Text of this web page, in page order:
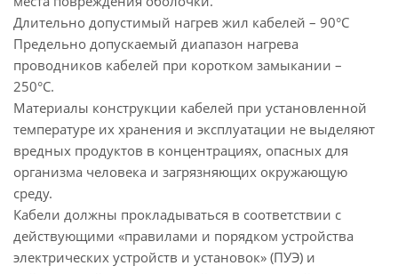
Длительно допустимый нагрев жил кабелей – 90°С
Предельно допускаемый диапазон нагрева
проводников кабелей при коротком замыкании –
250°С.
Материалы конструкции кабелей при установленной
температуре их хранения и эксплуатации не выделяют
вредных продуктов в концентрациях, опасных для
организма человека и загрязняющих окружающую
среду.
Кабели должны прокладываться в соответствии с
действующими «правилами и порядком устройства
электрических устройств и установок» (ПУЭ) и